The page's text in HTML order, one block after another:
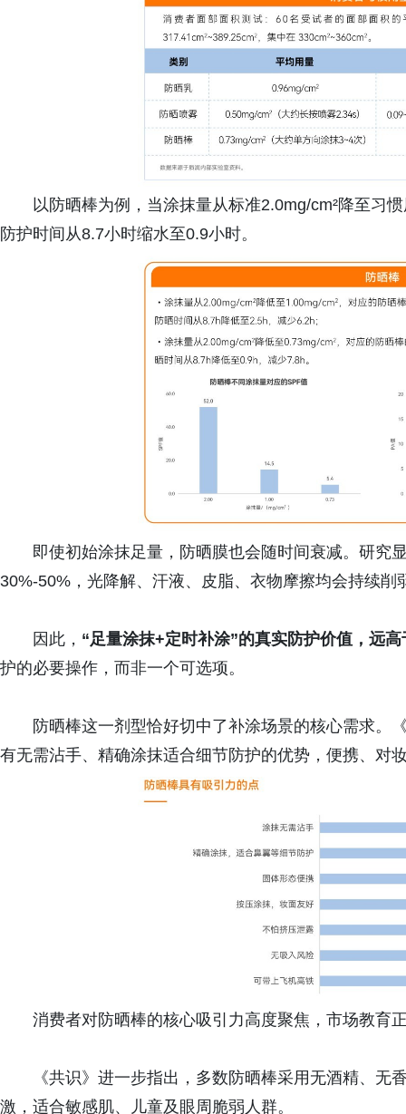
以防晒棒为例，当涂抹量从标准2.0mg/cm²降至习
防护时间从8.7小时缩水至0.9小时。
即使初始涂抹足量，防晒膜也会随时间衰减。研究
30%-50%，光降解、汗液、皮脂、衣物摩擦均会持续削
因此， “足量涂抹+定时补涂”的真实防护价值，远
护的必要操作，而非一个可选项。
防晒棒这一剂型恰好切中了补涂场景的核心需求。
有无需沾手、精确涂抹适合细节防护的优势，便携、对
消费者对防晒棒的核心吸引力高度聚焦，市场教育
《共识》进一步指出，多数防晒棒采用无酒精、
激，适合敏感肌、儿童及眼周脆弱人群。